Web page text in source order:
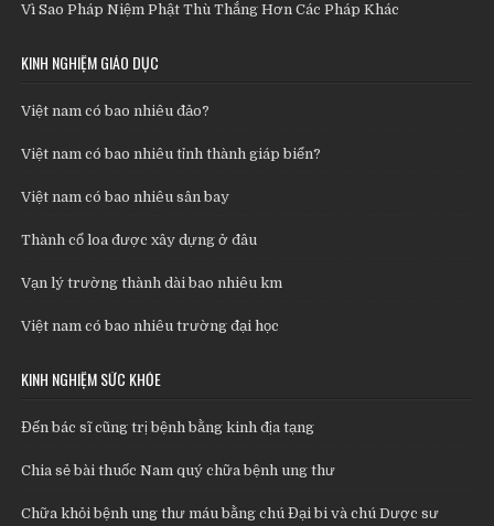
Vì Sao Pháp Niệm Phật Thù Thắng Hơn Các Pháp Khác
KINH NGHIỆM GIÁO DỤC
Việt nam có bao nhiêu đảo?
Việt nam có bao nhiêu tỉnh thành giáp biển?
Việt nam có bao nhiêu sân bay
Thành cổ loa được xây dựng ở đâu
Vạn lý trường thành dài bao nhiêu km
Việt nam có bao nhiêu trường đại học
KINH NGHIỆM SỨC KHỎE
Đến bác sĩ cũng trị bệnh bằng kinh địa tạng
Chia sẻ bài thuốc Nam quý chữa bệnh ung thư
Chữa khỏi bệnh ung thư máu bằng chú Đại bi và chú Dược sư